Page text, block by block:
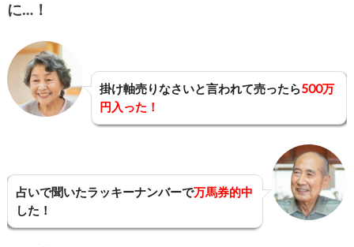
に…！
掛け軸売りなさいと言われて売ったら500万
円入った！
占いで聞いたラッキーナンバーで万馬券的中
した！